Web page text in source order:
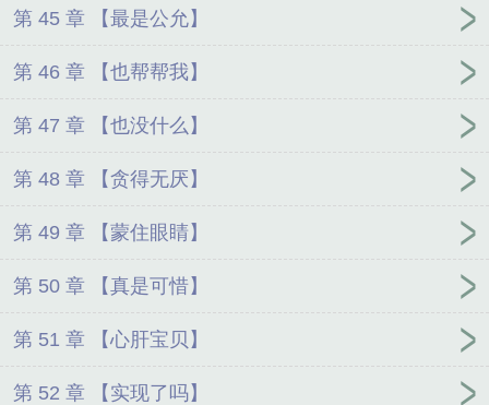
第 45 章 【最是公允】
第 46 章 【也帮帮我】
第 47 章 【也没什么】
第 48 章 【贪得无厌】
第 49 章 【蒙住眼睛】
第 50 章 【真是可惜】
第 51 章 【心肝宝贝】
第 52 章 【实现了吗】